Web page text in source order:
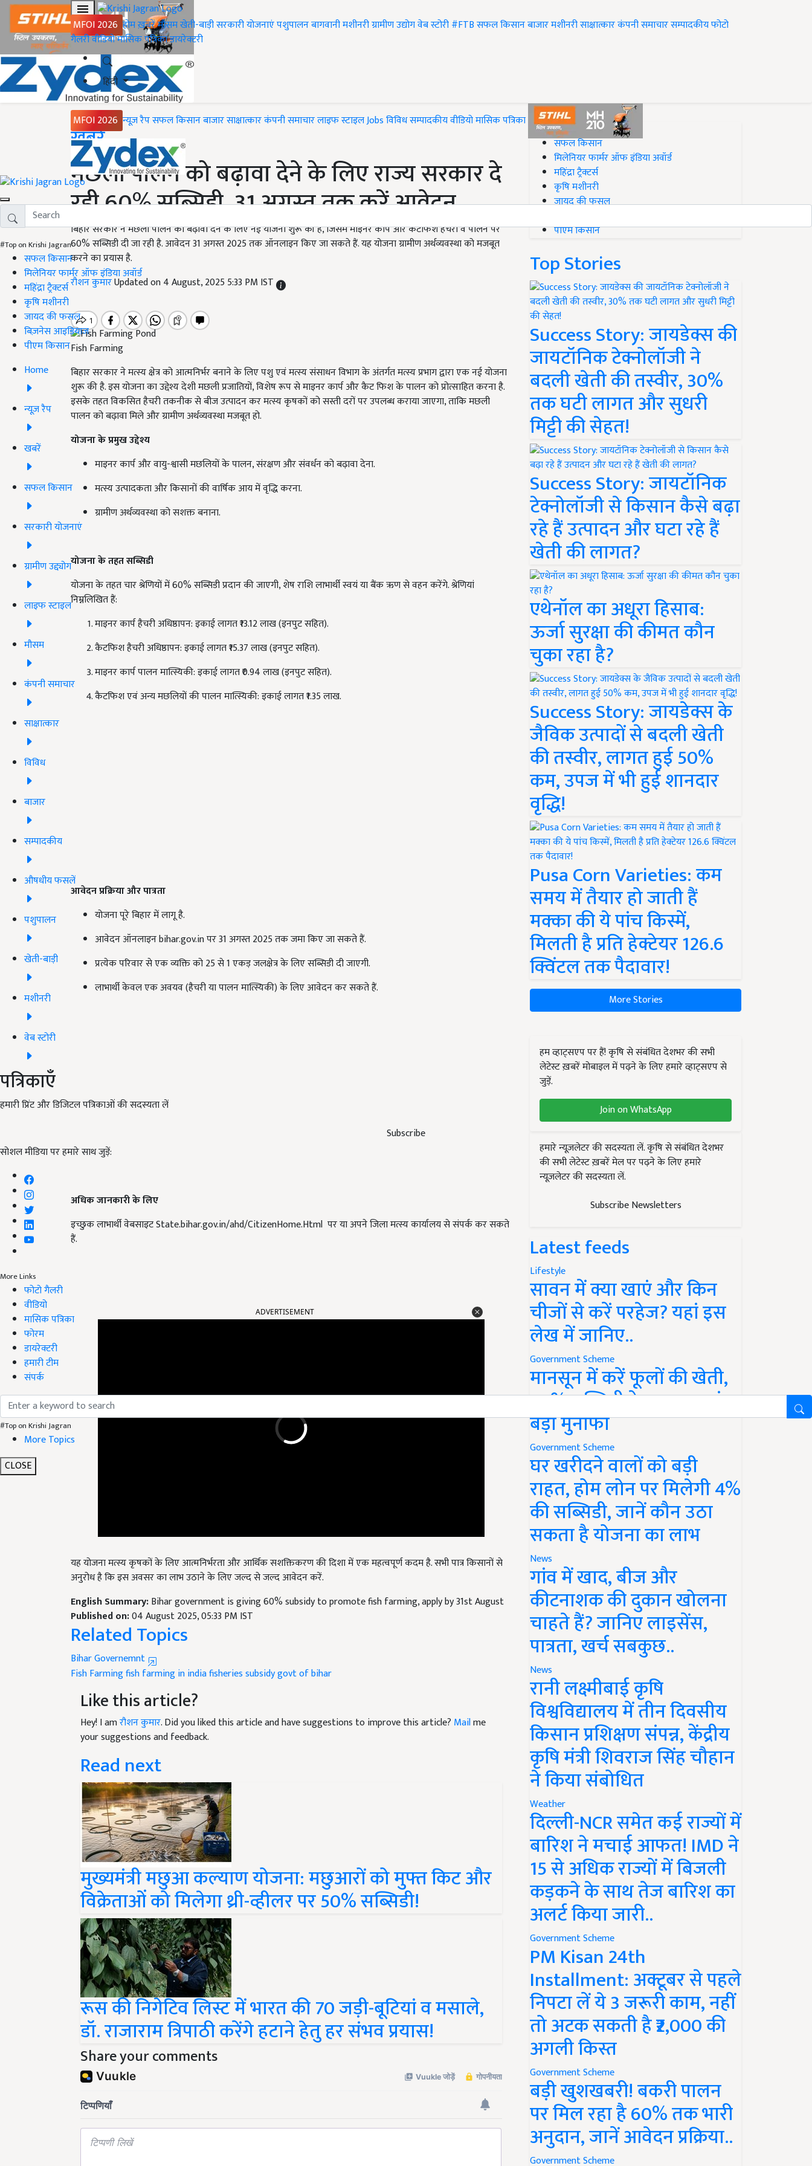
MFOI 2026 होमख़बरेंमौसमखेती-बाड़ीसरकारी योजनाएंपशुपालनबागवानीमशीनरीग्रामीण उद्योगवेब स्टोरी#FTBसफल किसानबाजारमशीनरीसाक्षात्कारकंपनी समाचारसम्पादकीयफोटो
गैलरीवीडियोमासिक पत्रिकाडायरेक्टरी
हिंदी
MFOI 2026 न्यूज़ रैपसफल किसानबाजारसाक्षात्कारकंपनी समाचारलाइफ स्टाइलJobsविविधसम्पादकीयवीडियोमासिक पत्रिका
#Top on Krishi Jagran
सफल किसान
मिलेनियर फार्मर ऑफ इंडिया अवॉर्ड
महिंद्रा ट्रैक्टर्स
कृषि मशीनरी
जायद की फसल
बिज़नेस आइडियाज
पीएम किसान
Home
न्यूज़ रैप
खबरें
सफल किसान
सरकारी योजनाएं
ग्रामीण उद्द्योग
लाइफ स्टाइल
मौसम
कंपनी समाचार
साक्षात्कार
विविध
बाजार
सम्पादकीय
औषधीय फसलें
पशुपालन
खेती-बाड़ी
मशीनरी
वेब स्टोरी
पत्रिकाएँ
हमारी प्रिंट और डिजिटल पत्रिकाओं की सदस्यता लें
Subscribe
सोशल मीडिया पर हमारे साथ जुड़ें:
More Links
फोटो गैलरी
वीडियो
मासिक पत्रिका
फोरम
डायरेक्टरी
हमारी टीम
संपर्क
#Top on Krishi Jagran
More Topics
CLOSE
Home
ख़बरें
मछली पालन को बढ़ावा देने के लिए राज्य सरकार दे
रही 60% सब्सिडी, 31 अगस्त तक करें आवेदन
बिहार सरकार ने मछली पालन को बढ़ावा देने के लिए नई योजना शुरू की है, जिसमें माइनर कार्प और कैटफिश हैचरी व पालन पर
60% सब्सिडी दी जा रही है. आवेदन 31 अगस्त 2025 तक ऑनलाइन किए जा सकते हैं. यह योजना ग्रामीण अर्थव्यवस्था को मजबूत
करने का प्रयास है.
रौशन कुमारUpdated on 4 August, 2025 5:33 PM IST
Fish Farming
बिहार सरकार ने मत्स्य क्षेत्र को आत्मनिर्भर बनाने के लिए पशु एवं मत्स्य संसाधन विभाग के अंतर्गत मत्स्य प्रभाग द्वारा एक नई योजना
शुरू की है. इस योजना का उद्देश्य देशी मछली प्रजातियों, विशेष रूप से माइनर कार्प और कैट फिश के पालन को प्रोत्साहित करना है.
इसके तहत विकसित हैचरी तकनीक से बीज उत्पादन कर मत्स्य कृषकों को सस्ती दरों पर उपलब्ध कराया जाएगा, ताकि मछली
पालन को बढ़ावा मिले और ग्रामीण अर्थव्यवस्था मजबूत हो.
योजना के प्रमुख उद्देश्य
माइनर कार्प और वायु-श्वासी मछलियों के पालन, संरक्षण और संवर्धन को बढ़ावा देना.
मत्स्य उत्पादकता और किसानों की वार्षिक आय में वृद्धि करना.
ग्रामीण अर्थव्यवस्था को सशक्त बनाना.
योजना के तहत सब्सिडी
योजना के तहत चार श्रेणियों में 60% सब्सिडी प्रदान की जाएगी, शेष राशि लाभार्थी स्वयं या बैंक ऋण से वहन करेंगे. श्रेणियां
निम्नलिखित हैं:
माइनर कार्प हैचरी अधिष्ठापन: इकाई लागत ₹13.12 लाख (इनपुट सहित).
कैटफिश हैचरी अधिष्ठापन: इकाई लागत ₹15.37 लाख (इनपुट सहित).
माइनर कार्प पालन मात्स्यिकी: इकाई लागत ₹0.94 लाख (इनपुट सहित).
कैटफिश एवं अन्य मछलियों की पालन मात्स्यिकी: इकाई लागत ₹1.35 लाख.
आवेदन प्रक्रिया और पात्रता
योजना पूरे बिहार में लागू है.
आवेदन ऑनलाइन bihar.gov.in पर 31 अगस्त 2025 तक जमा किए जा सकते हैं.
प्रत्येक परिवार से एक व्यक्ति को 25 से 1 एकड़ जलक्षेत्र के लिए सब्सिडी दी जाएगी.
लाभार्थी केवल एक अवयव (हैचरी या पालन मात्स्यिकी) के लिए आवेदन कर सकते हैं.
अधिक जानकारी के लिए
इच्छुक लाभार्थी वेबसाइट State.bihar.gov.in/ahd/CitizenHome.Html पर या अपने जिला मत्स्य कार्यालय से संपर्क कर सकते
हैं.
अनुरोध है कि इस अवसर का लाभ उठाने के लिए जल्द से जल्द आवेदन करें.
English Summary:
Published on:04 August 2025, 05:33 PM IST
Related Topics
Bihar Governemnt
Fish Farmingfish farming in india
Like this article?
Hey! I amरौशन कुमार . Did you liked this article and have suggestions to improve this article?
your suggestions and feedback.
Read next
मुख्यमंत्री मछुआ कल्याण योजना: मछुआरों को मुफ्त किट और
विक्रेताओं को मिलेगा थ्री-व्हीलर पर 50% सब्सिडी!
रूस की निगेटिव लिस्ट में भारत की 70 जड़ी-बूटियां व मसाले,
डॉ. राजाराम त्रिपाठी करेंगे हटाने हेतु हर संभव प्रयास!
Share your comments
#Top on Krishi Jagran
सफल किसान
मिलेनियर फार्मर ऑफ इंडिया अवॉर्ड
महिंद्रा ट्रैक्टर्स
कृषि मशीनरी
जायद की फसल
पीएम किसान
Top Stories
Success Story: जायडेक्स की
जायटॉनिक टेक्नोलॉजी ने
बदली खेती की तस्वीर, 30%
तक घटी लागत और सुधरी
मिट्टी की सेहत!
Success Story: जायटॉनिक
टेक्नोलॉजी से किसान कैसे बढ़ा
रहे हैं उत्पादन और घटा रहे हैं
खेती की लागत?
एथेनॉल का अधूरा हिसाब:
ऊर्जा सुरक्षा की कीमत कौन
चुका रहा है?
Success Story: जायडेक्स के
जैविक उत्पादों से बदली खेती
की तस्वीर, लागत हुई 50%
कम, उपज में भी हुई शानदार
वृद्धि!
Pusa Corn Varieties: कम
समय में तैयार हो जाती हैं
मक्का की ये पांच किस्में,
मिलती है प्रति हेक्टेयर 126.6
क्विंटल तक पैदावार!
More Stories
हम व्हाट्सएप पर हैं! कृषि से संबंधित देशभर की सभी
लेटेस्ट ख़बरें मोबाइल में पढ़ने के लिए हमारे व्हाट्सएप से
जुड़ें.
Join on WhatsApp
हमारे न्यूज़लेटर की सदस्यता लें. कृषि से संबंधित देशभर
की सभी लेटेस्ट ख़बरें मेल पर पढ़ने के लिए हमारे
न्यूज़लेटर की सदस्यता लें.
Subscribe Newsletters
Latest feeds
Lifestyle
सावन में क्या खाएं और किन
चीजों से करें परहेज? यहां इस
लेख में जानिए..
Government Scheme
मानसून में करें फूलों की खेती,
50% सब्सिडी के साथ कमाएं
बड़ा मुनाफा
Government Scheme
घर खरीदने वालों को बड़ी
राहत, होम लोन पर मिलेगी 4%
की सब्सिडी, जानें कौन उठा
सकता है योजना का लाभ
News
गांव में खाद, बीज और
कीटनाशक की दुकान खोलना
चाहते हैं? जानिए लाइसेंस,
पात्रता, खर्च सबकुछ..
News
रानी लक्ष्मीबाई कृषि
विश्वविद्यालय में तीन दिवसीय
किसान प्रशिक्षण संपन्न, केंद्रीय
कृषि मंत्री शिवराज सिंह चौहान
ने किया संबोधित
Weather
दिल्ली-NCR समेत कई राज्यों में
बारिश ने मचाई आफत! IMD ने
15 से अधिक राज्यों में बिजली
कड़कने के साथ तेज बारिश का
अलर्ट किया जारी..
Government Scheme
PM Kisan 24th
Installment: अक्टूबर से पहले
निपटा लें ये 3 जरूरी काम, नहीं
तो अटक सकती है ₹2,000 की
अगली किस्त
Government Scheme
बड़ी खुशखबरी! बकरी पालन
पर मिल रहा है 60% तक भारी
अनुदान, जानें आवेदन प्रक्रिया..
Government Scheme